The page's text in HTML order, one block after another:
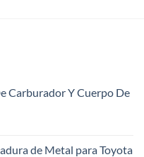
Carburador Y Cuerpo De
de Metal para Toyota